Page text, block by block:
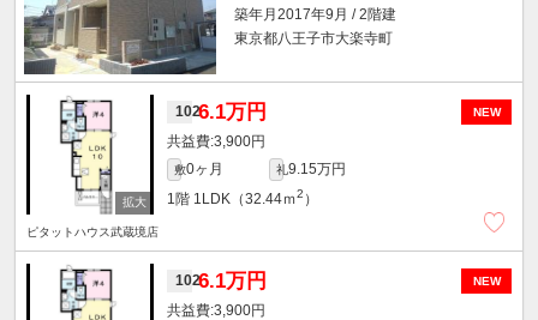
築年月2017年9月 / 2階建
東京都八王子市大楽寺町
NEW
1026.1万円
3,900円
敷0ヶ月 礼9.15万円
1階 1LDK（32.44ｍ2 ）
ピタットハウス武蔵境店
NEW
1026.1万円
3,900円